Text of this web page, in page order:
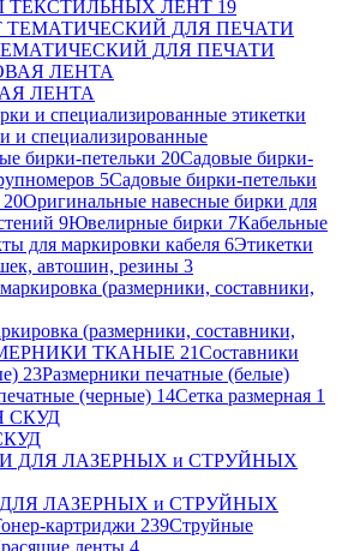
ТЕКСТИЛЬНЫХ ЛЕНТ 19
ДЛЯ ПЕЧАТИ
ЛЕНТА
и специализированные
бирки-петельки 20Садовые бирки-
5Садовые бирки-петельки
20Оригинальные навесные бирки для
9Ювелирные бирки 7Кабельные
для маркировки кабеля 6Этикетки
автошин, резины 3
(размерники, составники,
ТКАНЫЕ 21Составники
23Размерники печатные (белые)
(черные) 14Сетка размерная 1
ЛАЗЕРНЫХ и СТРУЙНЫХ
картриджи 239Струйные
ленты 4